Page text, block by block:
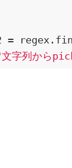
=
字列から